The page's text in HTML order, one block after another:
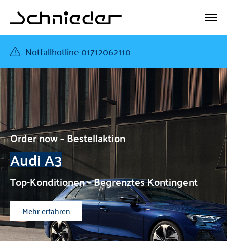
Notfallhotline 01712062110
Order now – Bestellaktion
Audi A3
Top-Konditionen – Begrenztes Kontingent
Mehr erfahren